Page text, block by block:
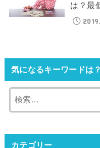
は？最
気になるキーワードは？
カテゴリー